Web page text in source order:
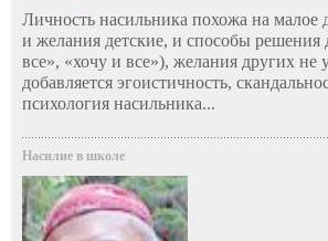
Личность насильника похожа на малое
и желания детские, и способы решения
все», «хочу и все»), желания других не
добавляется эгоистичность,
психология насильника...
Насилие в школе